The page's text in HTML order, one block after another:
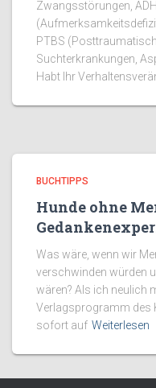
Zwangsstörungen,
PTBS
Suchterkrankungen,
Habt Ihr
BUCHTIPPS
Hunde ohne
Was wäre, wenn wir
verschwinden würden
wären? Als ich neulich
Verlagsprogramm des
sofort auf Weiterlesen